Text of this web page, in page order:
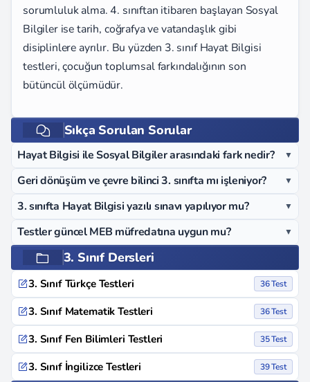
sorumluluk alma. 4. sınıftan itibaren başlayan Sosyal
Bilgiler ise tarih, coğrafya ve vatandaşlık gibi
disiplinlere ayrılır. Bu yüzden 3. sınıf Hayat Bilgisi
testleri, çocuğun toplumsal farkındalığının son
bütüncül ölçümüdür.
Sıkça Sorulan Sorular
Hayat Bilgisi ile Sosyal Bilgiler arasındaki fark nedir? ▼
Geri dönüşüm ve çevre bilinci 3. sınıfta mı işleniyor? ▼
3. sınıfta Hayat Bilgisi yazılı sınavı yapılıyor mu? ▼
Testler güncel MEB müfredatına uygun mu? ▼
3. Sınıf Dersleri
3. Sınıf Türkçe Testleri 36 Test
3. Sınıf Matematik Testleri 36 Test
3. Sınıf Fen Bilimleri Testleri 35 Test
3. Sınıf İngilizce Testleri 39 Test